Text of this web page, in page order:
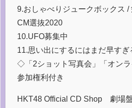
9.おしゃべりジュークボックス /
CM選抜2020
10.UFO募集中
11.思い出にするにはまだ早すぎ
◇「2ショット写真会」「オンラ
参加権利付き
HKT48 Official CD Shop 劇場